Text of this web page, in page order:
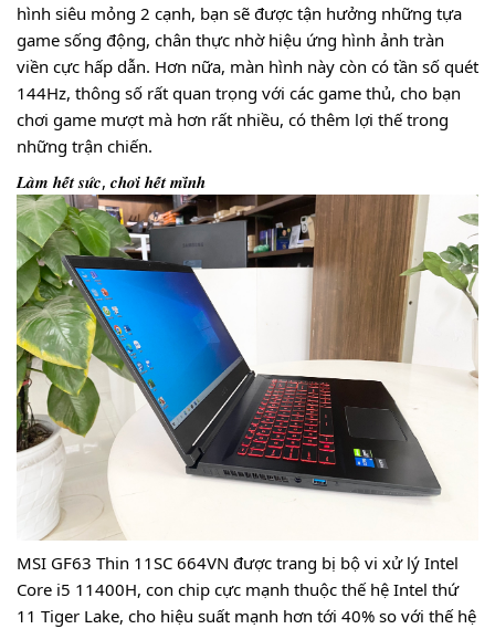
hình siêu mỏng 2 cạnh, bạn sẽ được tận hưởng những tựa
game sống động, chân thực nhờ hiệu ứng hình ảnh tràn
viền cực hấp dẫn. Hơn nữa, màn hình này còn có tần số quét
144Hz, thông số rất quan trọng với các game thủ, cho bạn
chơi game mượt mà hơn rất nhiều, có thêm lợi thế trong
những trận chiến.
𝑳𝒂̀𝒎 𝒉𝒆̂́𝒕 𝒔𝒖̛́𝒄, 𝒄𝒉𝒐̛𝒊 𝒉𝒆̂́𝒕 𝒎𝒊̀𝒏𝒉
MSI GF63 Thin 11SC 664VN được trang bị bộ vi xử lý Intel
Core i5 11400H, con chip cực mạnh thuộc thế hệ Intel thứ
11 Tiger Lake, cho hiệu suất mạnh hơn tới 40% so với thế hệ